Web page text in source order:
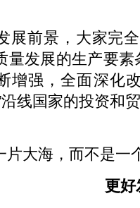
展前景，大家完
量发展的生产要
增强，全面深化
沿线国家的投资和
片大海，而不是一
更好